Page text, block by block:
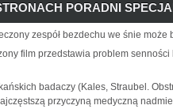
PORADNI
zespół bezdechu we śnie może
film przedstawia problem
badaczy (Kales, Straubel.
przyczyną medyczną